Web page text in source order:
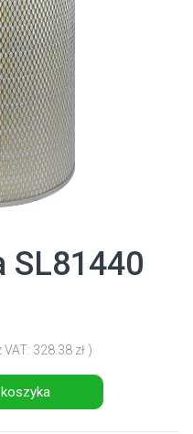
SL81440
328.38 zł )